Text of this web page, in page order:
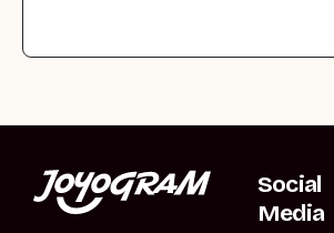
Social
Media